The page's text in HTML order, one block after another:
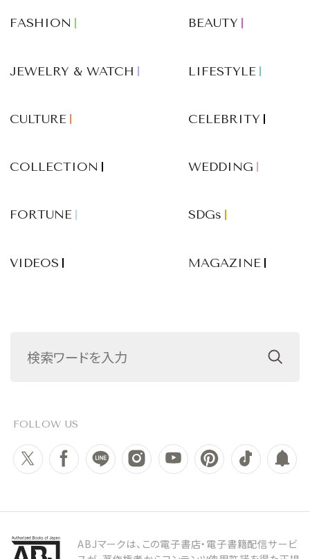
FASHION BEAUTY
JEWELRY & WATCH LIFESTYLE
CULTURE CELEBRITY
COLLECTION WEDDING
FORTUNE SDGs
VIDEOS MAGAZINE
FOLLOW US
ABJマークは、この電子書店・電子書籍配信サービ